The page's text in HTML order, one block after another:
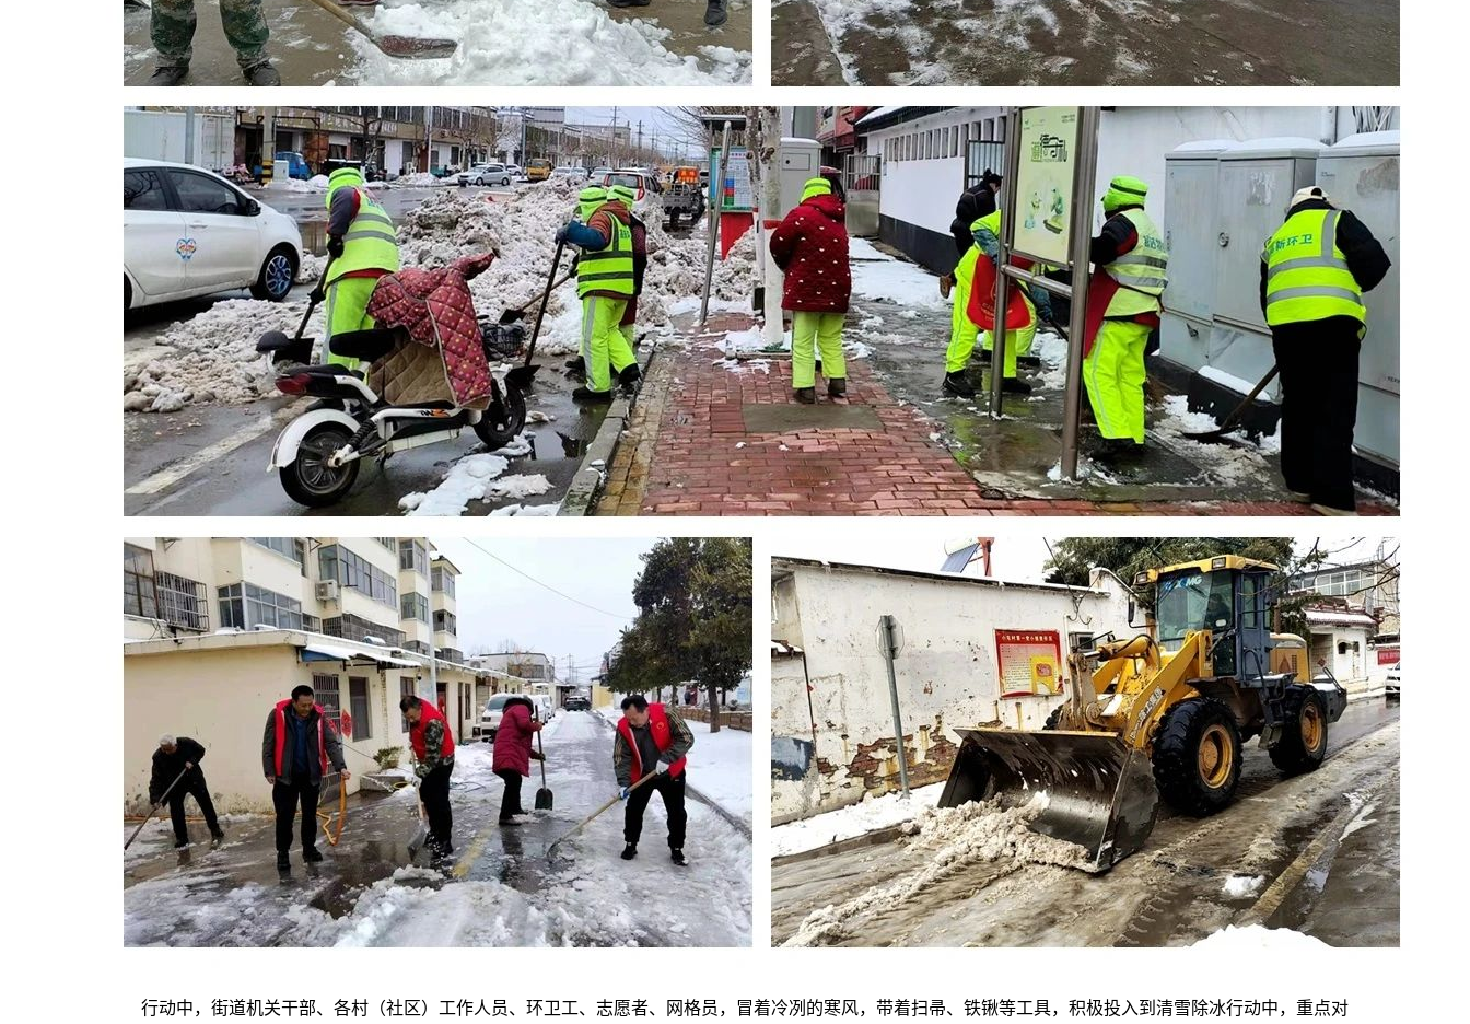
行动中，街道机关干部、各村（社区）工作人员、环卫工、志愿者、网格员，冒着冷冽的寒风，带着扫帚、铁锹等工具，积极投入到清雪除冰行动中，重点对